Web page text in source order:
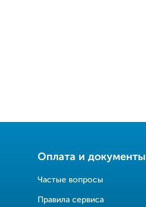
Оплата и документы
Частые вопросы
Правила сервиса